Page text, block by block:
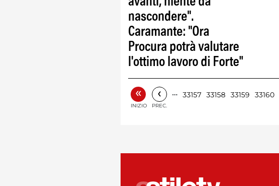
nascondere".
Caramante: "Ora
Procura potrà valutare
l'ottimo lavoro di Forte"
«
INIZIO
‹
PREC.
… 33157 33158 33159 33160